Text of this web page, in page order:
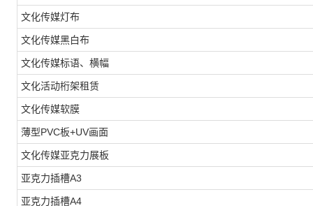
文化传媒灯布
文化传媒黑白布
文化传媒标语、横幅
文化活动桁架租赁
文化传媒软膜
薄型PVC板+UV画面
文化传媒亚克力展板
亚克力插槽A3
亚克力插槽A4